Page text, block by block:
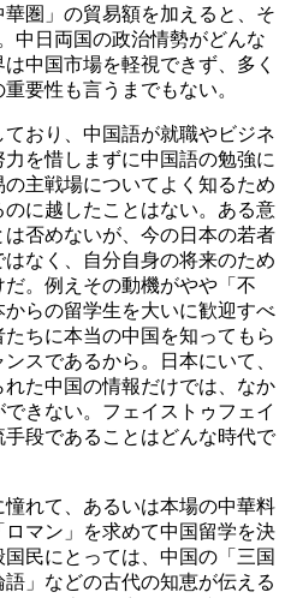
圏」の貿易額を加えると、そ
中日両国の政治情勢がどんな
中国市場を軽視できず、多く
要性も言うまでもない。
おり、中国語が就職やビジネ
を惜しまずに中国語の勉強に
主戦場についてよく知るため
に越したことはない。ある意
否めないが、今の日本の若者
なく、自分自身の将来のため
。例えその動機がやや「不
らの留学生を大いに歓迎すべ
ちに本当の中国を知ってもら
スであるから。日本にいて、
た中国の情報だけでは、なか
きない。フェイストゥフェイ
段であることはどんな時代で
れて、あるいは本場の中華料
マン」を求めて中国留学を決
民にとっては、中国の「三国
」などの古代の知恵が伝える